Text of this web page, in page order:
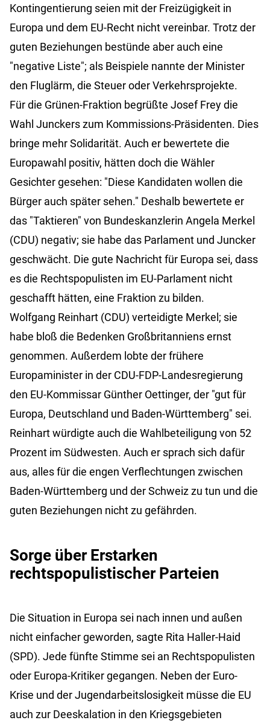
Kontingentierung seien mit der Freizügigkeit in
Europa und dem EU-Recht nicht vereinbar. Trotz der
guten Beziehungen bestünde aber auch eine
"negative Liste"; als Beispiele nannte der Minister
den Fluglärm, die Steuer oder Verkehrsprojekte.
Für die Grünen-Fraktion begrüßte Josef Frey die
Wahl Junckers zum Kommissions-Präsidenten. Dies
bringe mehr Solidarität. Auch er bewertete die
Europawahl positiv, hätten doch die Wähler
Gesichter gesehen: "Diese Kandidaten wollen die
Bürger auch später sehen." Deshalb bewertete er
das "Taktieren" von Bundeskanzlerin Angela Merkel
(CDU) negativ; sie habe das Parlament und Juncker
geschwächt. Die gute Nachricht für Europa sei, dass
es die Rechtspopulisten im EU-Parlament nicht
geschafft hätten, eine Fraktion zu bilden.
Wolfgang Reinhart (CDU) verteidigte Merkel; sie
habe bloß die Bedenken Großbritanniens ernst
genommen. Außerdem lobte der frühere
Europaminister in der CDU-FDP-Landesregierung
den EU-Kommissar Günther Oettinger, der "gut für
Europa, Deutschland und Baden-Württemberg" sei.
Reinhart würdigte auch die Wahlbeteiligung von 52
Prozent im Südwesten. Auch er sprach sich dafür
aus, alles für die engen Verflechtungen zwischen
Baden-Württemberg und der Schweiz zu tun und die
guten Beziehungen nicht zu gefährden.
Sorge über Erstarken
rechtspopulistischer Parteien
Die Situation in Europa sei nach innen und außen
nicht einfacher geworden, sagte Rita Haller-Haid
(SPD). Jede fünfte Stimme sei an Rechtspopulisten
oder Europa-Kritiker gegangen. Neben der Euro-
Krise und der Jugendarbeitslosigkeit müsse die EU
auch zur Deeskalation in den Kriegsgebieten